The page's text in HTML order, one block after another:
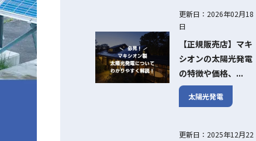
更新日：2026年02月18
日
【正規販売店】マキ
シオンの太陽光発電
の特徴や価格、...
太陽光発電
更新日：2025年12月22